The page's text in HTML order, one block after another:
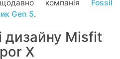
компанія Fossil
Gen 5.
дизайну Misfit
X